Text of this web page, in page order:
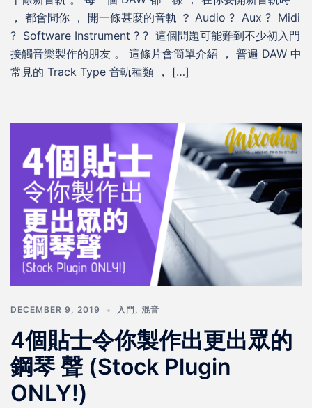
， 都會問你 ， 開一條甚麼的音軌 ？ Audio ? Aux ? Midi
? Software Instrument ? ? 這個問題可能難到不少初入門
接觸音樂製作的朋友 。 這條片會簡單介紹 ， 普遍 DAW 中
常見的 Track Type 音軌種類 ， […]
DECEMBER 9, 2019 入門 , 混音
4個貼士令你製作出更出眾的
鋼琴 聲 (Stock Plugin
ONLY!)